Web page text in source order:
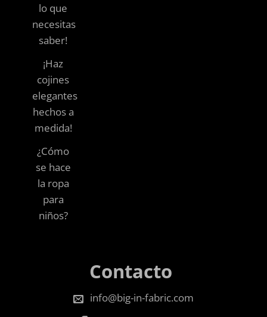
lo que
necesitas
saber!
¡Haz
cojines
elegantes
hechos a
medida!
¿Cómo
se hace
la ropa
para
niños?
Contacto
info@big-in-fabric.com